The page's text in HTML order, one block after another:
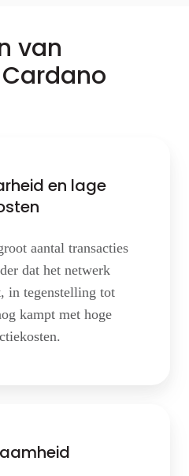
van
en lage
aantal transacties
dat het netwerk
in tegenstelling tot
kampt met hoge